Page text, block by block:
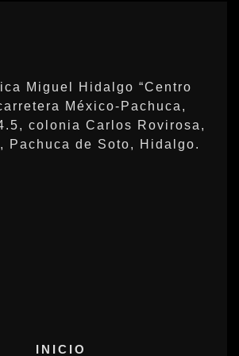
Miguel Hidalgo “Centro
México-Pachuca,
colonia Carlos Rovirosa,
Pachuca de Soto, Hidalgo.
INICIO